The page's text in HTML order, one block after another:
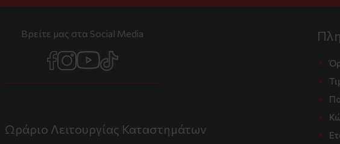
Βρείτε μας στα Social Media
Ωράριο Λειτουργίας Καταστημάτων